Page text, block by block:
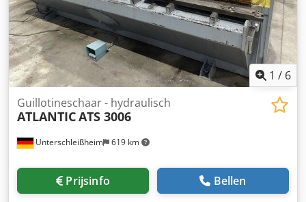
Plaatondersteuning - Beschermkap met beschermrooster
1 / 6
Unterschleißheim 619 km
Guillotineschaar - hydraulisch
ATLANTICATS 3006
Prijsinfo Bellen